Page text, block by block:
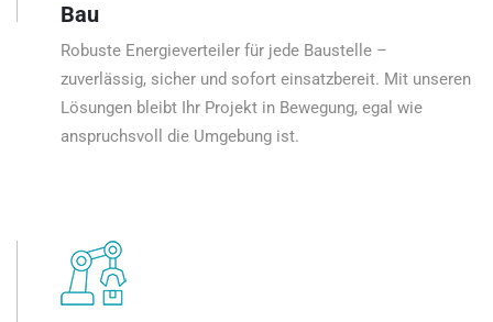
Bau
Robuste Energieverteiler für jede Baustelle –
zuverlässig, sicher und sofort einsatzbereit. Mit unseren
Lösungen bleibt Ihr Projekt in Bewegung, egal wie
anspruchsvoll die Umgebung ist.